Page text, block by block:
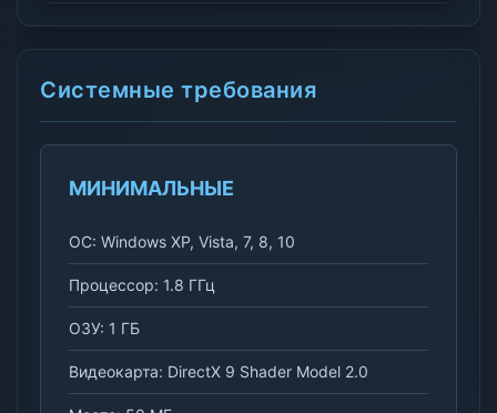
Системные требования
МИНИМАЛЬНЫЕ
ОС: Windows XP, Vista, 7, 8, 10
Процессор: 1.8 ГГц
ОЗУ: 1 ГБ
Видеокарта: DirectX 9 Shader Model 2.0